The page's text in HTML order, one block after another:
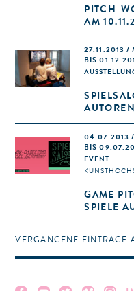
PITCH-
AM
27.11.2013 /
BIS
04.07.2013
BIS
EVENT
GAME
SPIELE
VERGANGENE EINTRÄGE